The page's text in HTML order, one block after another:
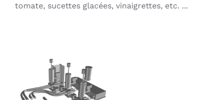
tomate, sucettes glacées, vinaigrettes, etc. ...